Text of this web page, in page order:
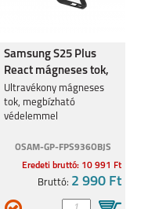
Samsung S25 Plus
React mágneses tok,
Stardust
Ultravékony mágneses
tok, megbízható
védelemmel
OSAM-GP-FPS936OBJS
Eredeti bruttó: 10 991 Ft
Bruttó: 2 990 Ft